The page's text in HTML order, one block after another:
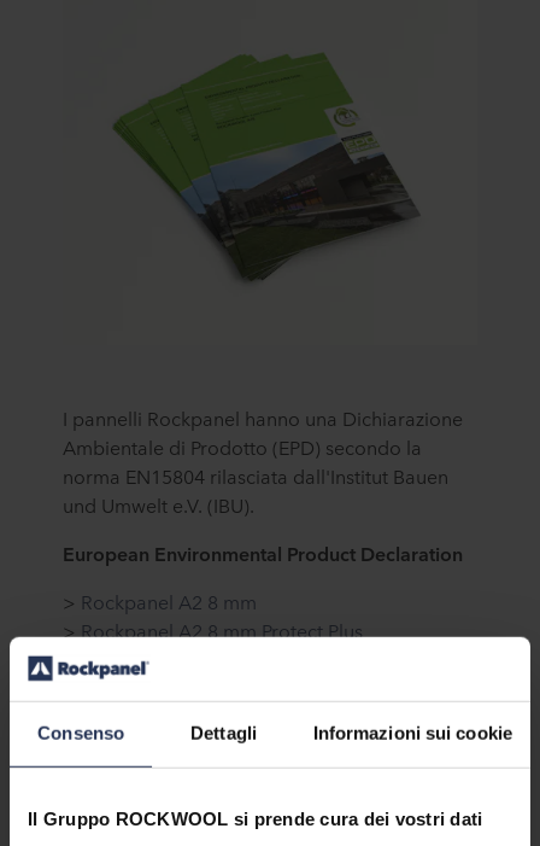
Consenso Dettagli Informazioni sui cookie
Il Gruppo ROCKWOOL si prende cura dei vostri dati
I pannelli Rockpanel hanno una Dichiarazione
Ambientale di Prodotto (EPD) secondo la
norma EN15804 rilasciata dall'Institut Bauen
und Umwelt e.V. (IBU).
European Environmental Product Declaration
> Rockpanel A2 8 mm
>Rockpanel A2 8 mm Protect Plus
>Rockpanel A2 9 mm
Rockpanel A2 9 mm Protect Plus
>Rockpanel Natural Durable - 10 and 8 mm